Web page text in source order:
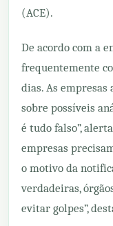
(ACE).
De acordo com a
frequentemente
dias. As empresas
sobre possíveis
é tudo falso”,
empresas
o motivo da
verdadeiras,
evitar golpes”,